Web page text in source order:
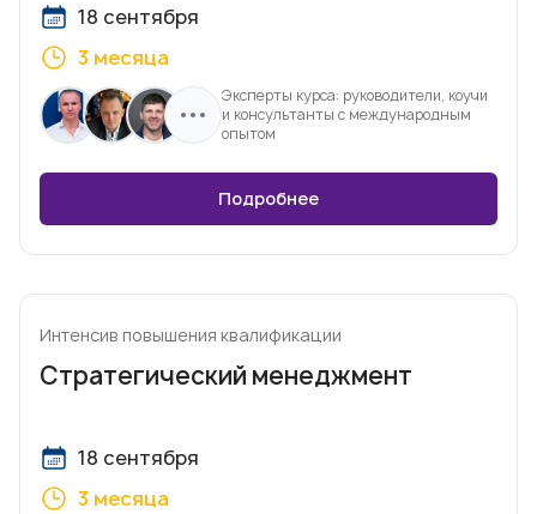
18 сентября
3 месяца
Эксперты курса: руководители, коучи
и консультанты с международным
опытом
Подробнее
Интенсив повышения квалификации
Стратегический менеджмент
18 сентября
3 месяца